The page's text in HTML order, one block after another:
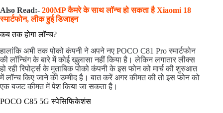
Also Read:- 200MP कैमरे के साथ लॉन्च हो सकता है Xiaomi 18
स्मार्टफोन, लीक हुई डिजाइन
कब तक होगा लॉन्च?
हालांकि अभी तक पोको कंपनी ने अपने नए POCO C81 Pro स्मार्टफोन
की लॉन्चिंग के बारे में कोई खुलासा नहीं किया है। लेकिन लगातार लीक्स
हो रही रिपोर्ट्स के मुताबिक पोको कंपनी के इस फोन को मार्च की शुरुआत
में लॉन्च किए जाने की उम्मीद है। बात करें अगर कीमत की तो इस फोन को
एक बजट कीमत में पेश किया जा सकता है।
POCO C85 5G स्पेसिफिकेशंस